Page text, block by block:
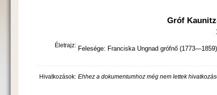
Gróf
Életrajz: Felesége: Franciska Ungnad grófnő
Hivatkozások: Ehhez a dokumentumhoz még nem lettek